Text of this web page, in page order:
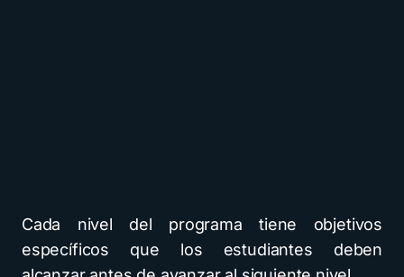
Cada nivel del programa tiene objetivos
específicos que los estudiantes deben